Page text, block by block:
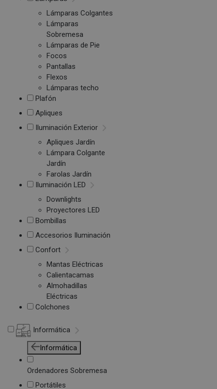
Lámparas Colgantes
Lámparas
Sobremesa
Lámparas de Pie
Focos
Pantallas
Flexos
Lámparas techo
Plafón
Apliques
Iluminación Exterior
Apliques Jardín
Lámpara Colgante
Jardín
Farolas Jardín
Iluminación LED
Downlights
Proyectores LED
Bombillas
Accesorios Iluminación
Confort
Mantas Eléctricas
Calientacamas
Almohadillas
Eléctricas
Colchones
Informática
Informática
Ordenadores Sobremesa
Portátiles